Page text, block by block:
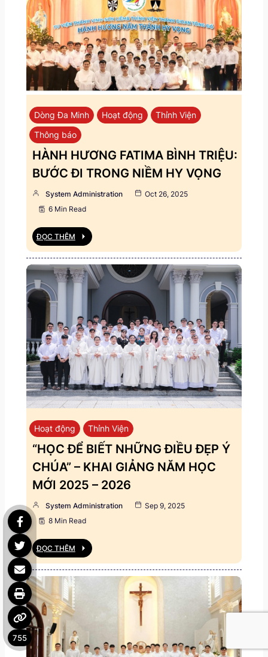
Dòng Đa Minh Hoạt động
Thỉnh Viện
Thông báo
HÀNH HƯƠNG FATIMA BÌNH TRIỆU:
BƯỚC ĐI TRONG NIỀM HY VỌNG
System Administration
Oct 26, 2025
6 Min Read
ĐỌC THÊM
Hoạt động Thỉnh Viện
“HỌC ĐỂ BIẾT NHỮNG ĐIỀU ĐẸP Ý
CHÚA” – KHAI GIẢNG NĂM HỌC
MỚI 2025 – 2026
System Administration
Sep 9, 2025
8 Min Read
ĐỌC THÊM
755